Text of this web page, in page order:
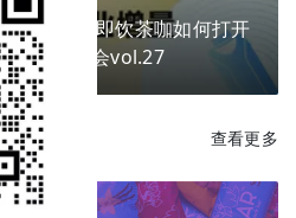
新场景，即饮茶咖如何打开
创新私享会vol.27
查看更多